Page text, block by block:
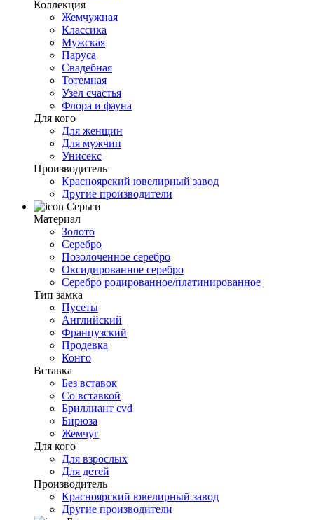
Коллекция
Жемчужная
Классика
Мужская
Паруса
Свадебная
Тотемная
Узел счастья
Флора и фауна
Для кого
Для женщин
Для мужчин
Унисекс
Производитель
Красноярский ювелирный завод
Другие производители
Серьги
Материал
Золото
Серебро
Позолоченное серебро
Оксидированное серебро
Серебро родированное/платинированное
Тип замка
Пусеты
Английский
Французский
Продевка
Конго
Вставка
Без вставок
Со вставкой
Бриллиант cvd
Бирюза
Жемчуг
Для кого
Для взрослых
Для детей
Производитель
Красноярский ювелирный завод
Другие производители